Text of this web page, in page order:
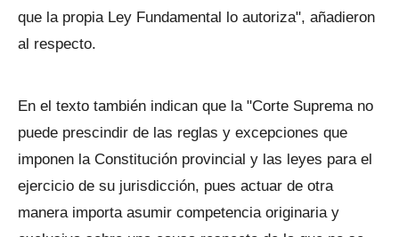
que la propia Ley Fundamental lo autoriza", añadieron
al respecto.
En el texto también indican que la "Corte Suprema no
puede prescindir de las reglas y excepciones que
imponen la Constitución provincial y las leyes para el
ejercicio de su jurisdicción, pues actuar de otra
manera importa asumir competencia originaria y